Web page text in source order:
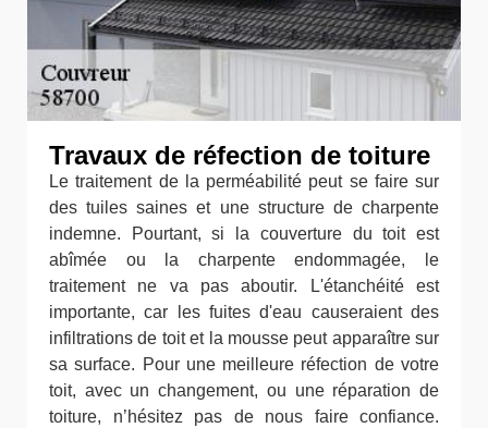
Travaux de réfection de toiture
Le traitement de la perméabilité peut se faire sur
des tuiles saines et une structure de charpente
indemne. Pourtant, si la couverture du toit est
abîmée ou la charpente endommagée, le
traitement ne va pas aboutir. L'étanchéité est
importante, car les fuites d'eau causeraient des
infiltrations de toit et la mousse peut apparaître sur
sa surface. Pour une meilleure réfection de votre
toit, avec un changement, ou une réparation de
toiture, n’hésitez pas de nous faire confiance.